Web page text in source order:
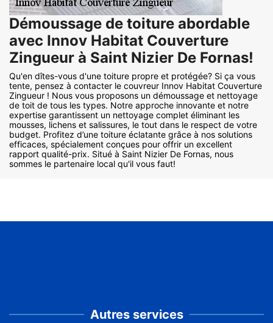
Démoussage de toiture abordable
avec Innov Habitat Couverture
Zingueur à Saint Nizier De Fornas!
Qu'en dîtes-vous d'une toiture propre et protégée? Si ça vous
tente, pensez à contacter le couvreur Innov Habitat Couverture
Zingueur ! Nous vous proposons un démoussage et nettoyage
de toit de tous les types. Notre approche innovante et notre
expertise garantissent un nettoyage complet éliminant les
mousses, lichens et salissures, le tout dans le respect de votre
budget. Profitez d’une toiture éclatante grâce à nos solutions
efficaces, spécialement conçues pour offrir un excellent
rapport qualité-prix. Situé à Saint Nizier De Fornas, nous
sommes le partenaire local qu'il vous faut!
Autres services